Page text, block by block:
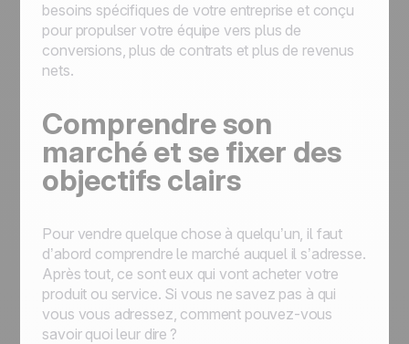
besoins spécifiques de votre entreprise et conçu
pour propulser votre équipe vers plus de
conversions, plus de contrats et plus de revenus
nets.
Comprendre son
marché et se fixer des
objectifs clairs
Pour vendre quelque chose à quelqu’un, il faut
d’abord comprendre le marché auquel il s’adresse.
Après tout, ce sont eux qui vont acheter votre
produit ou service. Si vous ne savez pas à qui
vous vous adressez, comment pouvez-vous
savoir quoi leur dire ?